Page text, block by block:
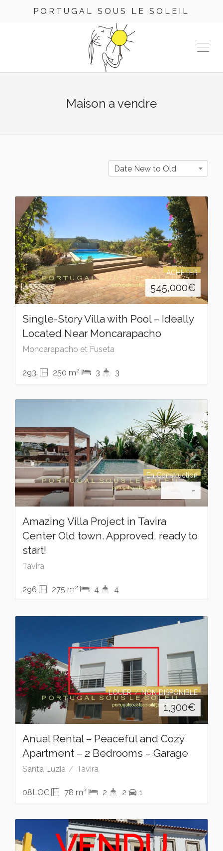
PORTUGAL SOUS LE SOLEIL
Maison a vendre
Date New to Old
ACHETER
545,000€
Single-Story Villa with Pool – Ideally
Located Near Moncarapacho
Moncarapacho et Fuseta
293. 250 m2 3 3
En Construction
-
Amazing Villa Project in Tavira
Center Old town. Approved, ready to
start!
Tavira
296 275 m2 4 4
LOUER NON DISPONIBLE
1,300€
Anual Rental – Peaceful and Cozy
Apartment – 2 Bedrooms – Garage
Santa Luzia Tavira
08LOC 78 m2 2 2 1